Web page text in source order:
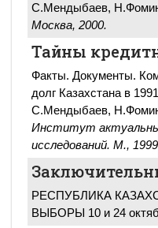
С.Мендыбаев,
Москва, 2000.
Тайны
Факты. Документы.
долг Казахстана в
С.Мендыбаев,
Институт
исследований. М.,
РЕСПУБЛИКА
ВЫБОРЫ 10 и 24